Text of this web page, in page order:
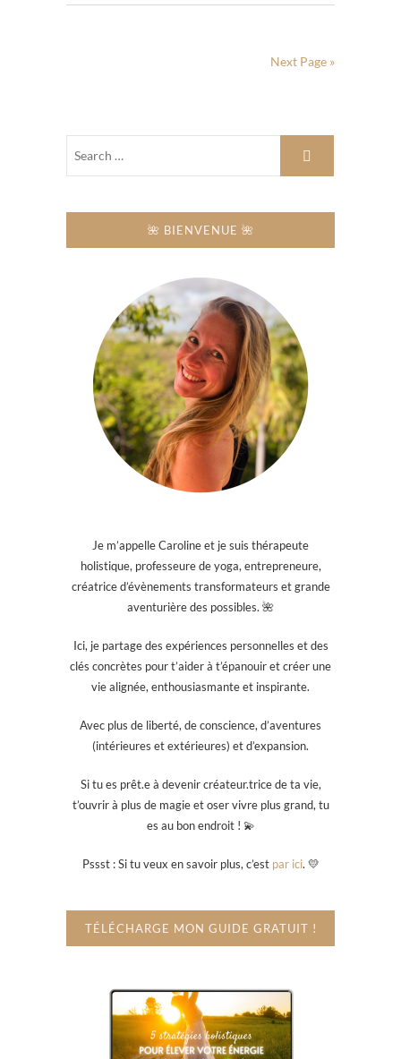
Next Page »
🌺 BIENVENUE 🌺
Je m’appelle Caroline et je suis thérapeute
holistique, professeure de yoga, entrepreneure,
créatrice d’évènements transformateurs et grande
aventurière des possibles. 🌺
Ici, je partage des expériences personnelles et des
clés concrètes pour t’aider à t’épanouir et créer une
vie alignée, enthousiasmante et inspirante.
Avec plus de liberté, de conscience, d’aventures
(intérieures et extérieures) et d’expansion.
Si tu es prêt.e à devenir créateur.trice de ta vie,
t’ouvrir à plus de magie et oser vivre plus grand, tu
es au bon endroit ! 💫
Pssst : Si tu veux en savoir plus, c’est par ici. 💛
TÉLÉCHARGE MON GUIDE GRATUIT !